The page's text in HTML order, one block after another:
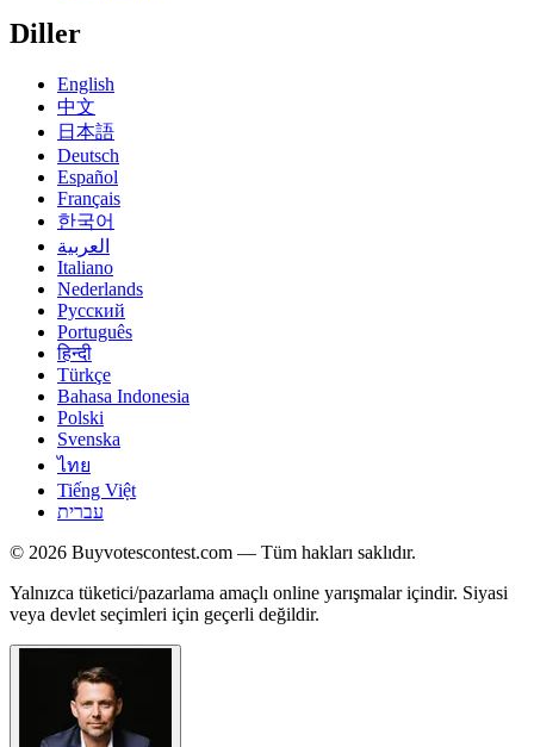
Diller
English
中文
日本語
Deutsch
Español
Français
한국어
العربية
Italiano
Nederlands
Русский
Português
हिन्दी
Türkçe
Bahasa Indonesia
Polski
Svenska
ไทย
Tiếng Việt
עברית
© 2026 Buyvotescontest.com — Tüm hakları saklıdır.
Yalnızca tüketici/pazarlama amaçlı online yarışmalar içindir. Siyasi
veya devlet seçimleri için geçerli değildir.